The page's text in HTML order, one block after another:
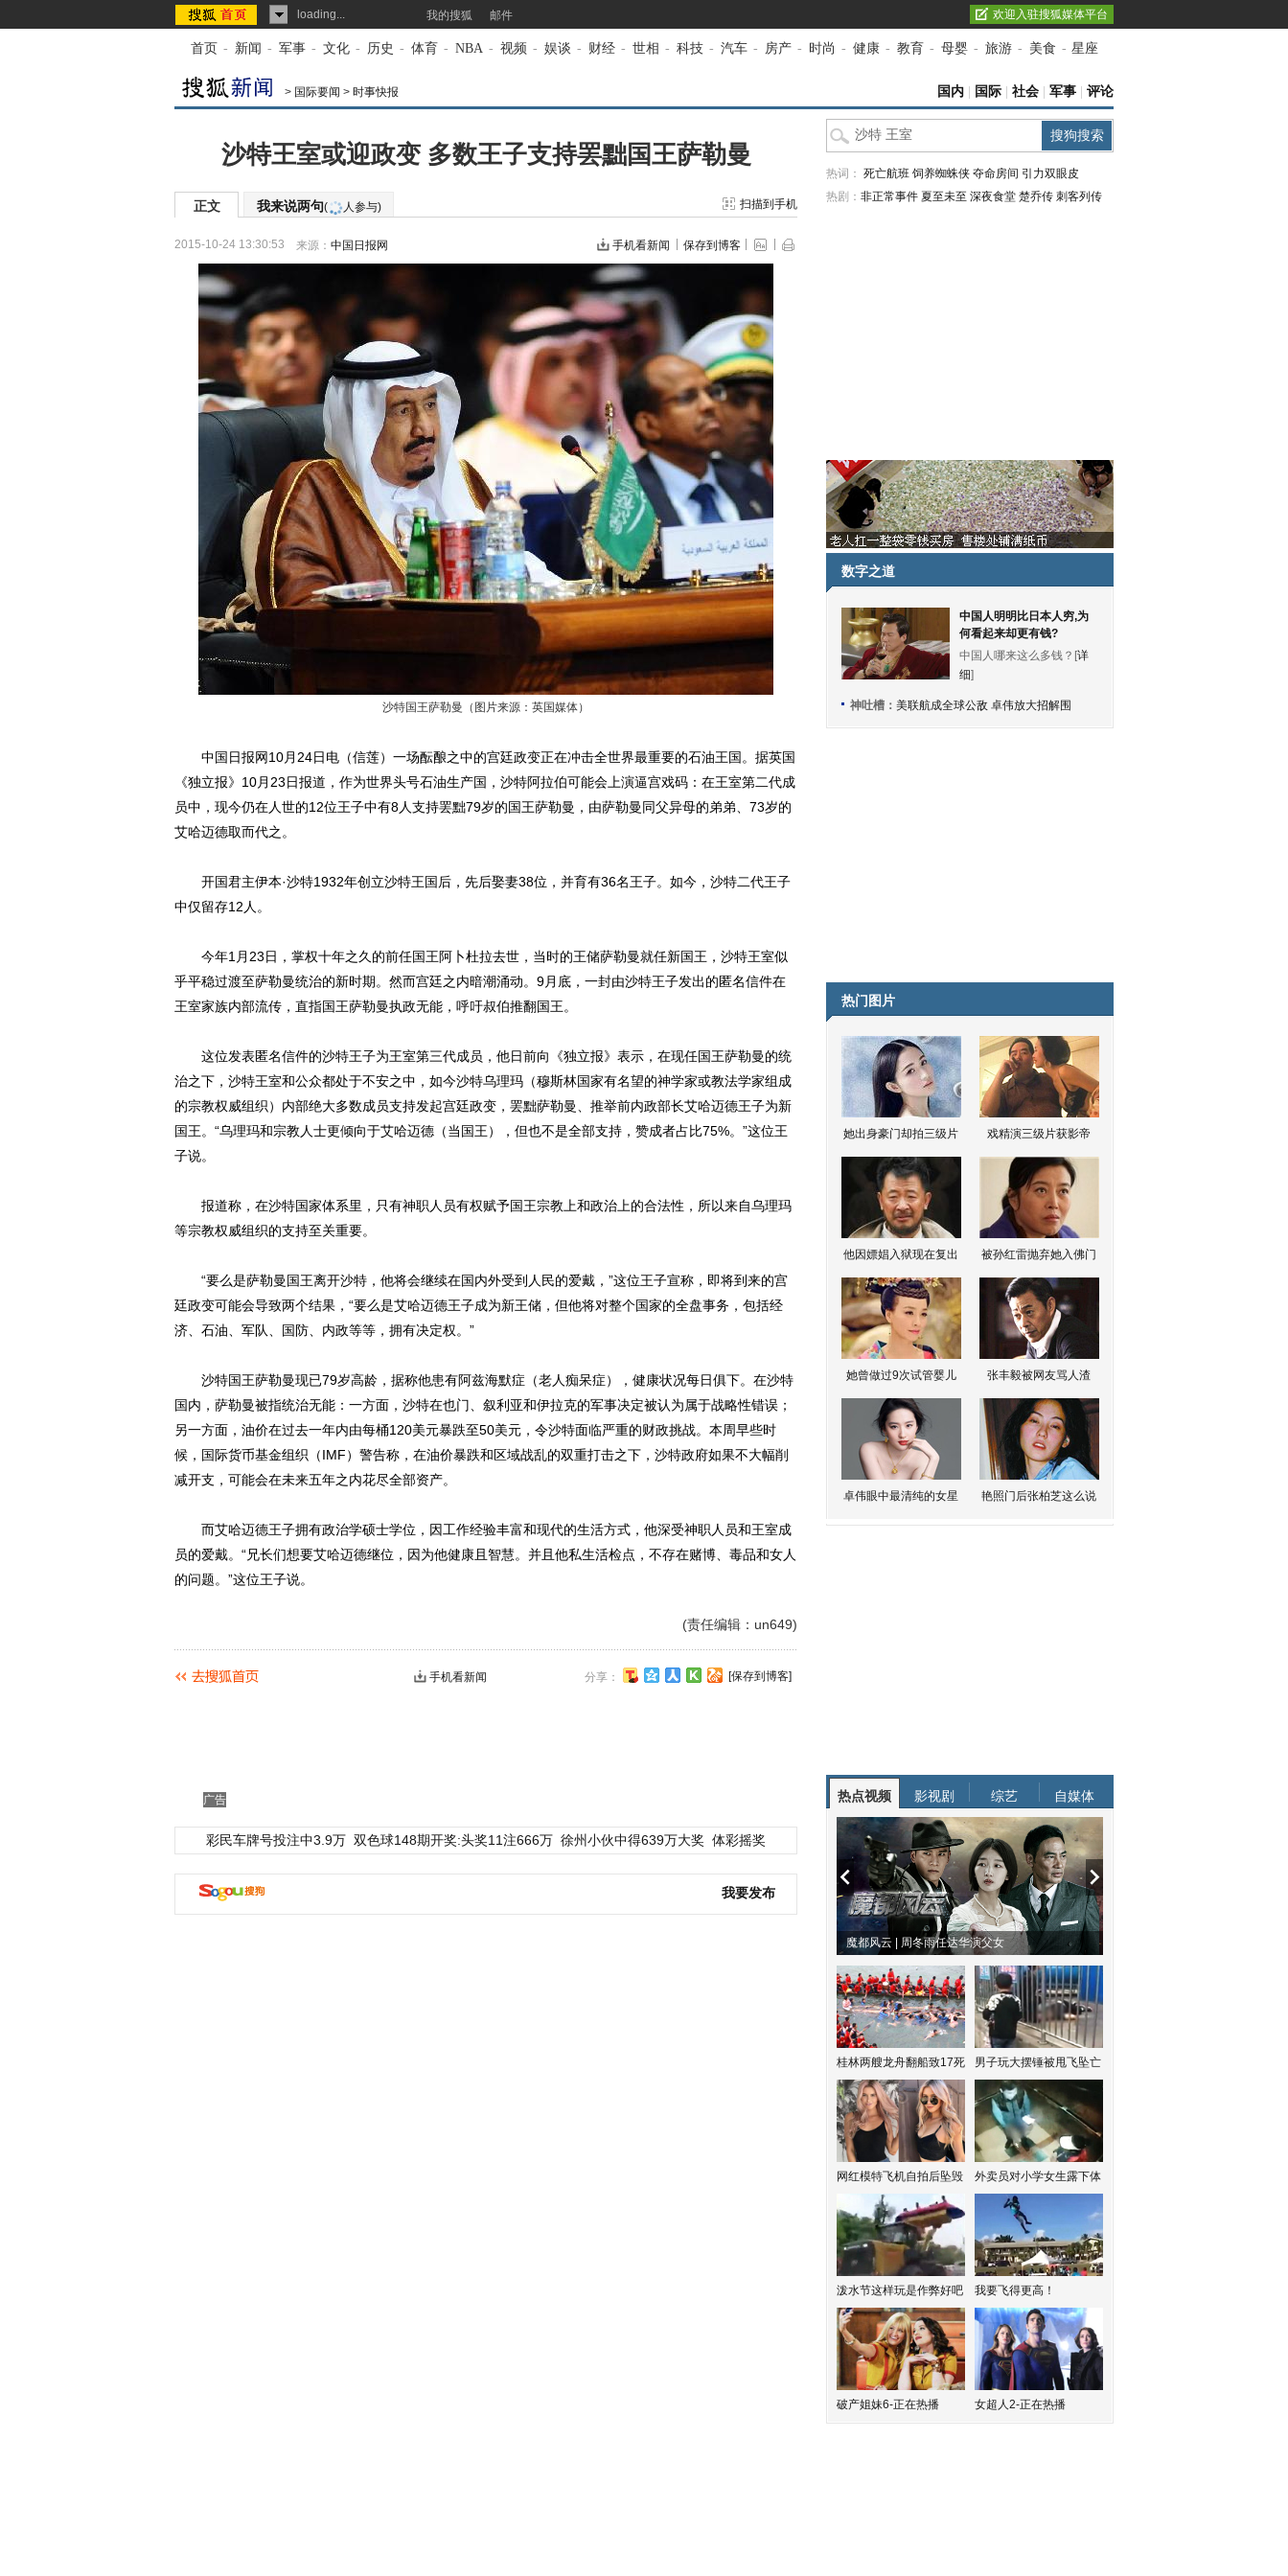
loading... 我的搜狐 邮件 欢迎入驻搜狐媒体平台
首页 - 新闻 - 军事 - 文化 - 历史 - 体育 - NBA - 视频 - 娱谈 - 财经 - 世相 - 科技 - 汽车 - 房产 - 时尚 - 健康 - 教育 - 母婴 - 旅游 - 美食 - 星座
> 国际要闻 > 时事快报 国内 国际 社会 军事 评论
沙特王室或迎政变 多数王子支持罢黜国王萨勒曼
正文 我来说两句( 人参与) 扫描到手机
2015-10-24 13:30:53 来源： 中国日报网 手机看新闻 保存到博客
沙特国王萨勒曼（图片来源：英国媒体）
中国日报网10月24日电（信莲）一场酝酿之中的宫廷政变正在冲击全世界最重要的石油王国。据英国
《独立报》10月23日报道，作为世界头号石油生产国，沙特阿拉伯可能会上演逼宫戏码：在王室第二代成
员中，现今仍在人世的12位王子中有8人支持罢黜79岁的国王萨勒曼，由萨勒曼同父异母的弟弟、73岁的
艾哈迈德取而代之。
开国君主伊本·沙特1932年创立沙特王国后，先后娶妻38位，并育有36名王子。如今，沙特二代王子
中仅留存12人。
今年1月23日，掌权十年之久的前任国王阿卜杜拉去世，当时的王储萨勒曼就任新国王，沙特王室似
乎平稳过渡至萨勒曼统治的新时期。然而宫廷之内暗潮涌动。9月底，一封由沙特王子发出的匿名信件在
王室家族内部流传，直指国王萨勒曼执政无能，呼吁叔伯推翻国王。
这位发表匿名信件的沙特王子为王室第三代成员，他日前向《独立报》表示，在现任国王萨勒曼的统
治之下，沙特王室和公众都处于不安之中，如今沙特乌理玛（穆斯林国家有名望的神学家或教法学家组成
的宗教权威组织）内部绝大多数成员支持发起宫廷政变，罢黜萨勒曼、推举前内政部长艾哈迈德王子为新
国王。“乌理玛和宗教人士更倾向于艾哈迈德（当国王），但也不是全部支持，赞成者占比75%。”这位王
子说。
报道称，在沙特国家体系里，只有神职人员有权赋予国王宗教上和政治上的合法性，所以来自乌理玛
等宗教权威组织的支持至关重要。
“要么是萨勒曼国王离开沙特，他将会继续在国内外受到人民的爱戴，”这位王子宣称，即将到来的宫
廷政变可能会导致两个结果，“要么是艾哈迈德王子成为新王储，但他将对整个国家的全盘事务，包括经
济、石油、军队、国防、内政等等，拥有决定权。”
沙特国王萨勒曼现已79岁高龄，据称他患有阿兹海默症（老人痴呆症），健康状况每日俱下。在沙特
国内，萨勒曼被指统治无能：一方面，沙特在也门、叙利亚和伊拉克的军事决定被认为属于战略性错误；
另一方面，油价在过去一年内由每桶120美元暴跌至50美元，令沙特面临严重的财政挑战。本周早些时
候，国际货币基金组织（IMF）警告称，在油价暴跌和区域战乱的双重打击之下，沙特政府如果不大幅削
减开支，可能会在未来五年之内花尽全部资产。
而艾哈迈德王子拥有政治学硕士学位，因工作经验丰富和现代的生活方式，他深受神职人员和王室成
员的爱戴。“兄长们想要艾哈迈德继位，因为他健康且智慧。并且他私生活检点，不存在赌博、毒品和女人
的问题。”这位王子说。
(责任编辑：un649)
分享： [保存到博客]
手机看新闻
广告
彩民车牌号投注中3.9万 双色球148期开奖:头奖11注666万 徐州小伙中得639万大奖 体彩摇奖
我要发布
热词： 死亡航班 饲养蜘蛛侠 夺命房间 引力双眼皮
热剧： 非正常事件 夏至未至 深夜食堂 楚乔传 刺客列传
数字之道
中国人明明比日本人穷,为
何看起来却更有钱?
中国人哪来这么多钱？[详
细]
神吐槽： 美联航成全球公敌 卓伟放大招解围
热门图片
她出身豪门却拍三级片 戏精演三级片获影帝
他因嫖娼入狱现在复出 被孙红雷抛弃她入佛门
她曾做过9次试管婴儿 张丰毅被网友骂人渣
卓伟眼中最清纯的女星 艳照门后张柏芝这么说
热点视频 影视剧 综艺 自媒体
魔都风云 | 周冬雨任达华演父女
桂林两艘龙舟翻船致17死 男子玩大摆锤被甩飞坠亡
网红模特飞机自拍后坠毁 外卖员对小学女生露下体
泼水节这样玩是作弊好吧 我要飞得更高！
破产姐妹6-正在热播 女超人2-正在热播